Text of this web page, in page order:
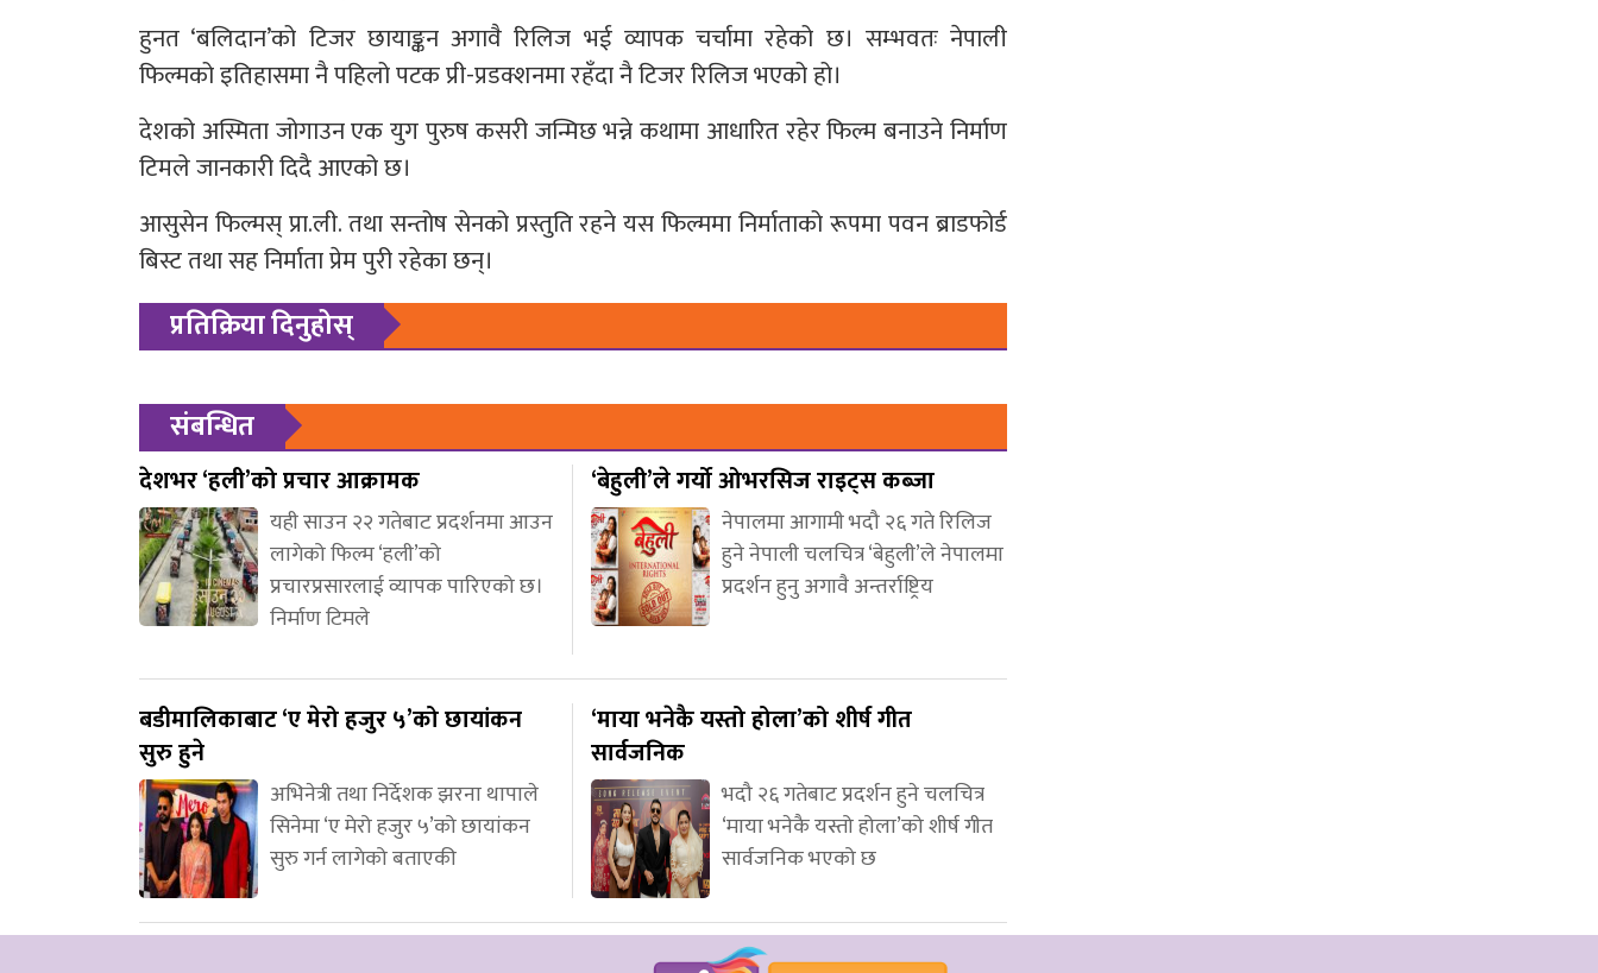
हुनत ‘बलिदान’को टिजर छायाङ्कन अगावै रिलिज भई व्यापक चर्चामा रहेको छ। सम्भवतः नेपाली
फिल्मको इतिहासमा नै पहिलो पटक प्री-प्रडक्शनमा रहँदा नै टिजर रिलिज भएको हो।
देशको अस्मिता जोगाउन एक युग पुरुष कसरी जन्मिछ भन्ने कथामा आधारित रहेर फिल्म बनाउने निर्माण
टिमले जानकारी दिदै आएको छ।
आसुसेन फिल्मस् प्रा.ली. तथा सन्तोष सेनको प्रस्तुति रहने यस फिल्ममा निर्माताको रूपमा पवन ब्राडफोर्ड
बिस्ट तथा सह निर्माता प्रेम पुरी रहेका छन्।
प्रतिक्रिया दिनुहोस्
संबन्धित
देशभर ‘हली’को प्रचार आक्रामक
यही साउन २२ गतेबाट प्रदर्शनमा आउन
लागेको फिल्म ‘हली’को
प्रचारप्रसारलाई व्यापक पारिएको छ।
निर्माण टिमले
‘बेहुली’ले गर्यो ओभरसिज राइट्स कब्जा
नेपालमा आगामी भदौ २६ गते रिलिज
हुने नेपाली चलचित्र ‘बेहुली’ले नेपालमा
प्रदर्शन हुनु अगावै अन्तर्राष्ट्रिय
बडीमालिकाबाट ‘ए मेरो हजुर ५’को छायांकन
सुरु हुने
अभिनेत्री तथा निर्देशक झरना थापाले
सिनेमा ‘ए मेरो हजुर ५’को छायांकन
सुरु गर्न लागेको बताएकी
‘माया भनेकै यस्तो होला’को शीर्ष गीत
सार्वजनिक
भदौ २६ गतेबाट प्रदर्शन हुने चलचित्र
‘माया भनेकै यस्तो होला’को शीर्ष गीत
सार्वजनिक भएको छ